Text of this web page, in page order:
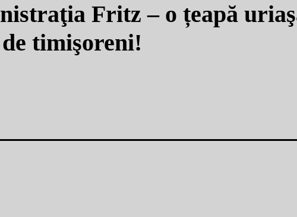
Fritz – o țeapă
de timişoreni!